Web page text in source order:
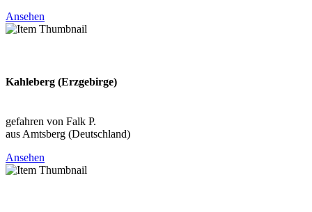
Ansehen
Kahleberg (Erzgebirge)
gefahren von Falk P.
aus Amtsberg (Deutschland)
Ansehen